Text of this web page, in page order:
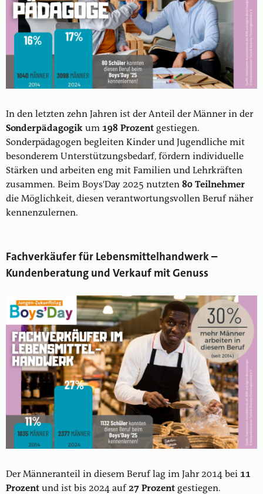
In den letzten zehn Jahren ist der Anteil der Männer in der
Sonderpädagogik um 198 Prozent gestiegen.
Sonderpädagogen begleiten Kinder und Jugendliche mit
besonderem Unterstützungsbedarf, fördern individuelle
Stärken und arbeiten eng mit Familien und Lehrkräften
zusammen. Beim Boys'Day 2025 nutzten 80 Teilnehmer
die Möglichkeit, diesen verantwortungsvollen Beruf näher
kennenzulernen.
Fachverkäufer für Lebensmittelhandwerk –
Kundenberatung und Verkauf mit Genuss
Der Männeranteil in diesem Beruf lag im Jahr 2014 bei 11
Prozent und ist bis 2024 auf 27 Prozent gestiegen.